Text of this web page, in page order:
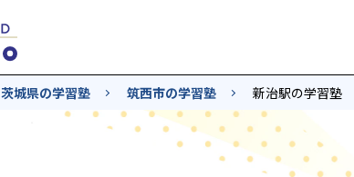
茨城県の学習塾 筑西市の学習塾 新治駅の学習塾